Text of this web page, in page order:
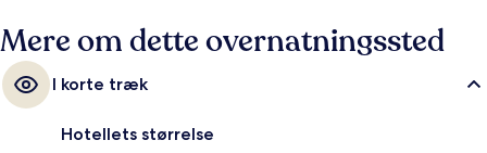
Mere om dette overnatningssted
I korte træk
Hotellets størrelse